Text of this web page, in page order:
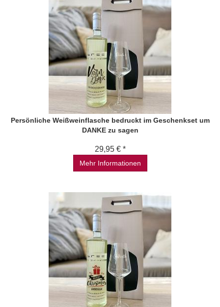
Persönliche Weißweinflasche bedruckt im Geschenkset um
DANKE zu sagen
29,95 € *
Mehr Informationen